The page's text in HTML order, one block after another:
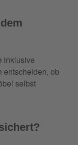
inklusive
entscheiden, ob
selbst